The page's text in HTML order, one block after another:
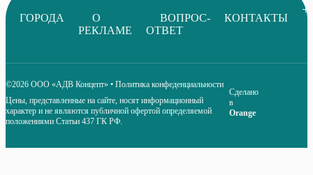
ГОРОДА
О
РЕКЛАМЕ
ВОПРОС-
ОТВЕТ
КОНТАКТЫ
©2026 ООО «АДВ Концепт» • Политика конфеденциальности
Цены, представленные на сайте, носят информационный
характер и не являются публичной офертой определяемой
положениями Статьи 437 ГК РФ.
Сделано
в
Orange